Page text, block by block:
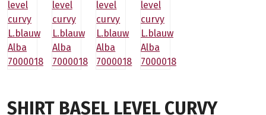
SHIRT BASEL LEVEL CURVY